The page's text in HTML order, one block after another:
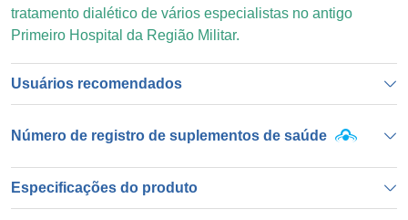
tratamento dialético de vários especialistas no antigo
Primeiro Hospital da Região Militar.
Usuários recomendados
Número de registro de suplementos de saúde
Especificações do produto